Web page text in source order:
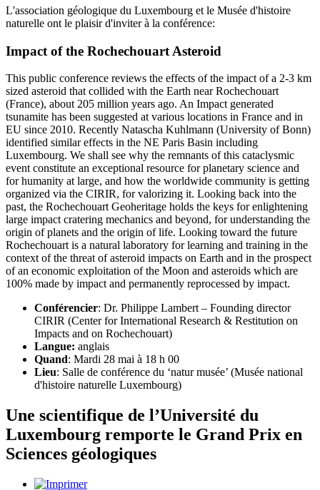
L'association géologique du Luxembourg et le Musée d'histoire
naturelle ont le plaisir d'inviter à la conférence:
Impact of the Rochechouart Asteroid
This public conference reviews the effects of the impact of a 2-3 km
sized asteroid that collided with the Earth near Rochechouart
(France), about 205 million years ago. An Impact generated
tsunamite has been suggested at various locations in France and in
EU since 2010. Recently Natascha Kuhlmann (University of Bonn)
identified similar effects in the NE Paris Basin including
Luxembourg. We shall see why the remnants of this cataclysmic
event constitute an exceptional resource for planetary science and
for humanity at large, and how the worldwide community is getting
organized via the CIRIR, for valorizing it. Looking back into the
past, the Rochechouart Geoheritage holds the keys for enlightening
large impact cratering mechanics and beyond, for understanding the
origin of planets and the origin of life. Looking toward the future
Rochechouart is a natural laboratory for learning and training in the
context of the threat of asteroid impacts on Earth and in the prospect
of an economic exploitation of the Moon and asteroids which are
100% made by impact and permanently reprocessed by impact.
Conférencier: Dr. Philippe Lambert – Founding director
CIRIR (Center for International Research & Restitution on
Impacts and on Rochechouart)
Langue: anglais
Quand: Mardi 28 mai à 18 h 00
Lieu: Salle de conférence du ‘natur musée’ (Musée national
d'histoire naturelle Luxembourg)
Une scientifique de l’Université du
Luxembourg remporte le Grand Prix en
Sciences géologiques